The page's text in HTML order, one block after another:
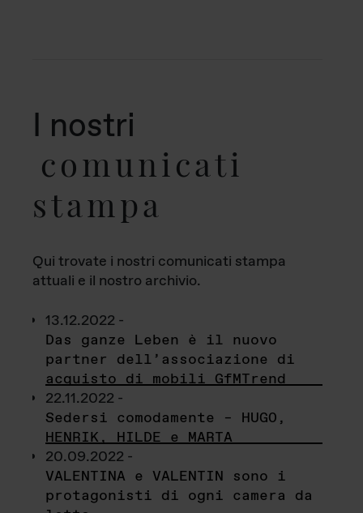
I nostri
comunicati
stampa
Qui trovate i nostri comunicati stampa
attuali e il nostro archivio.
13.12.2022 -
Das ganze Leben è il nuovo
partner dell’associazione di
acquisto di mobili GfMTrend
22.11.2022 -
Sedersi comodamente – HUGO,
HENRIK, HILDE e MARTA
20.09.2022 -
VALENTINA e VALENTIN sono i
protagonisti di ogni camera da